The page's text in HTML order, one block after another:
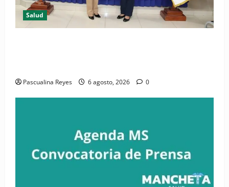
Salud
Pascualina Reyes 6 agosto, 2026 0